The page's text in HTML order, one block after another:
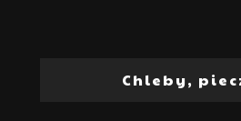
Chleby,